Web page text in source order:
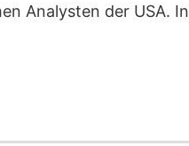
Analysten der USA.